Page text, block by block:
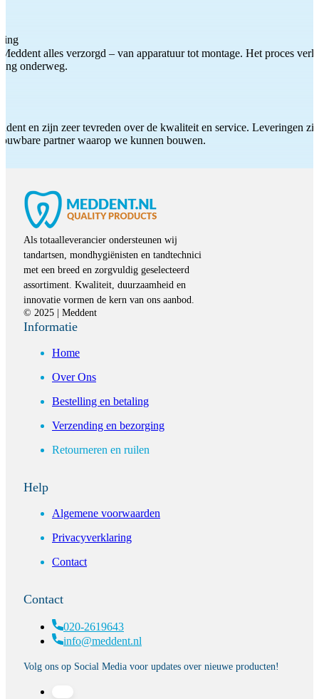
alles verzorgd – van apparatuur tot montage. Het proces
onderweg.
en zijn zeer tevreden over de kwaliteit en service. Leveringen
partner waarop we kunnen bouwen.
Als totaalleverancier ondersteunen wij
tandartsen, mondhygiënisten en tandtechnici
met een breed en zorgvuldig geselecteerd
assortiment. Kwaliteit, duurzaamheid en
innovatie vormen de kern van ons aanbod.
© 2025 | Meddent
Informatie
Home
Over Ons
Bestelling en betaling
Verzending en bezorging
Retourneren en ruilen
Help
Algemene voorwaarden
Privacyverklaring
Contact
Contact
020-2619643
info@meddent.nl
Volg ons op Social Media voor updates over nieuwe producten!